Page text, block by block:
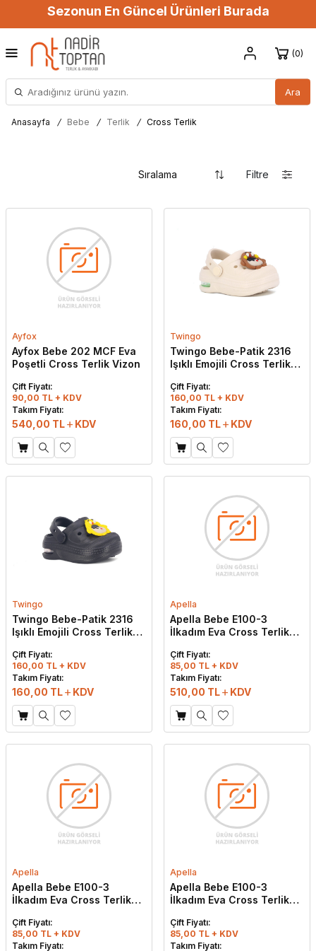
Sezonun En Güncel Ürünleri Burada
Ara
0
Anasayfa / Bebe / Terlik / Cross Terlik
Filtre
Ayfox
Ayfox Bebe 202 MCF Eva
Poşetli Cross Terlik Vizon
Çift Fiyatı:
90,00 TL + KDV
Takım Fiyatı:
540,00 TL KDV
Twingo
Twingo Bebe-Patik 2316
Işıklı Emojili Cross Terlik
Çift Fiyatı:
160,00 TL + KDV
Takım Fiyatı:
160,00 TL KDV
Twingo
Twingo Bebe-Patik 2316
Işıklı Emojili Cross Terlik
Çift Fiyatı:
160,00 TL + KDV
Takım Fiyatı:
160,00 TL KDV
Apella
Apella Bebe E100-3
İlkadım Eva Cross Terlik
Çift Fiyatı:
85,00 TL + KDV
Takım Fiyatı:
510,00 TL KDV
Apella
Apella Bebe E100-3
İlkadım Eva Cross Terlik
Çift Fiyatı:
85,00 TL + KDV
Takım Fiyatı:
Apella
Apella Bebe E100-3
İlkadım Eva Cross Terlik
Çift Fiyatı:
85,00 TL + KDV
Takım Fiyatı: